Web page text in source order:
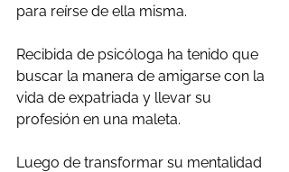
para reírse de ella misma.
Recibida de psicóloga ha tenido que
buscar la manera de amigarse con la
vida de expatriada y llevar su
profesión en una maleta.
Luego de transformar su mentalidad